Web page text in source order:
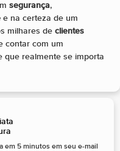
segurança,
e na certeza de um
milhares de clientes
contar com um
que realmente se importa
em 5 minutos em seu e-mail